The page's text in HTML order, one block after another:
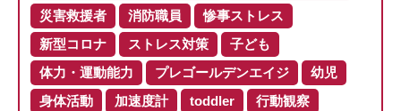
災害救援者
消防職員
惨事ストレス
新型コロナ
ストレス対策
子ども
体力・運動能力
プレゴールデンエイジ
幼児
身体活動
加速度計 toddler
行動観察